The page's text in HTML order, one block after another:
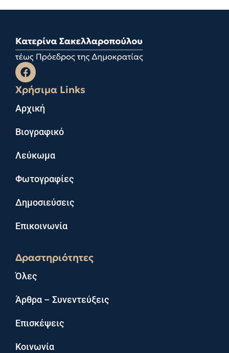
Χρήσιμα Links
Αρχική
Βιογραφικό
Λεύκωμα
Φωτογραφίες
Δημοσιεύσεις
Επικοινωνία
Δραστηριότητες
Όλες
Άρθρα – Συνεντεύξεις
Επισκέψεις
Κοινωνία